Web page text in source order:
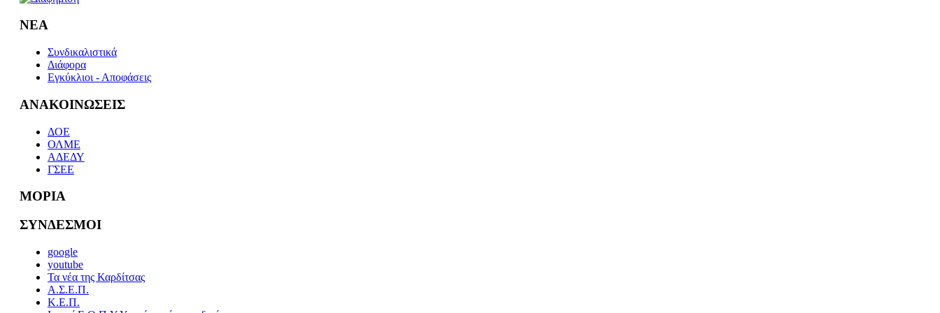
ΝΕΑ
Συνδικαλιστικά
Διάφορα
Εγκύκλιοι - Αποφάσεις
ΑΝΑΚΟΙΝΩΣΕΙΣ
ΔΟΕ
ΟΛΜΕ
ΑΔΕΔΥ
ΓΣΕΕ
ΜΟΡΙΑ
ΣΥΝΔΕΣΜΟΙ
google
youtube
Τα νέα της Καρδίτσας
Α.Σ.Ε.Π.
Κ.Ε.Π.